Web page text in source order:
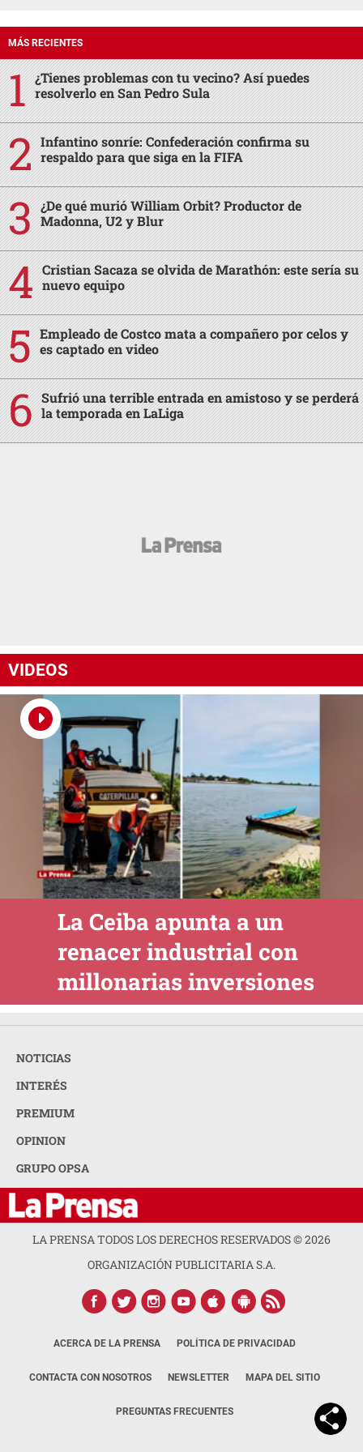
MÁS RECIENTES
¿Tienes problemas con tu vecino? Así puedes
resolverlo en San Pedro Sula
Infantino sonríe: Confederación confirma su
respaldo para que siga en la FIFA
¿De qué murió William Orbit? Productor de
Madonna, U2 y Blur
Cristian Sacaza se olvida de Marathón: este sería su
nuevo equipo
Empleado de Costco mata a compañero por celos y
es captado en video
Sufrió una terrible entrada en amistoso y se perderá
la temporada en LaLiga
VIDEOS
La Ceiba apunta a un
renacer industrial con
millonarias inversiones
NOTICIAS
INTERÉS
PREMIUM
OPINION
GRUPO OPSA
LA PRENSA TODOS LOS DERECHOS RESERVADOS ©2026
ORGANIZACIÓN PUBLICITARIA S.A.
ACERCA DE LA PRENSA POLÍTICA DE PRIVACIDAD
CONTACTA CON NOSOTROS NEWSLETTER MAPA DEL SITIO
PREGUNTAS FRECUENTES